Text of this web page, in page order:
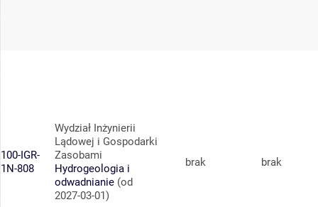
100-IGR-
1N-808
Wydział Inżynierii
Lądowej i Gospodarki
Zasobami
Hydrogeologia i
odwadnianie (od
2027-03-01)
brak brak